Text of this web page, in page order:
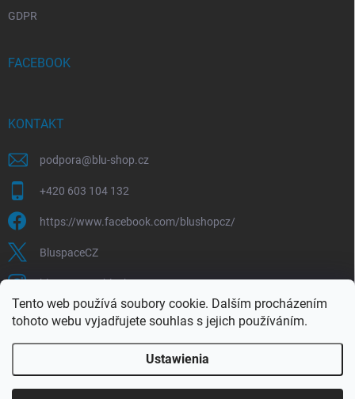
Tento web používá soubory cookie. Dalším procházením
tohoto webu vyjadřujete souhlas s jejich používáním.
Ustawienia
GDPR
FACEBOOK
KONTAKT
podpora@blu-shop.cz
+420 603 104 132
https://www.facebook.com/blushopcz/
BluspaceCZ
bluspace.cz_blushop.cz
Blu-space.cz Blu-shop.cz Štěpán Čermák